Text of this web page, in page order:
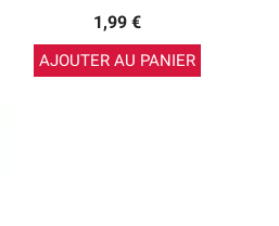
1,99 €
AJOUTER AU PANIER